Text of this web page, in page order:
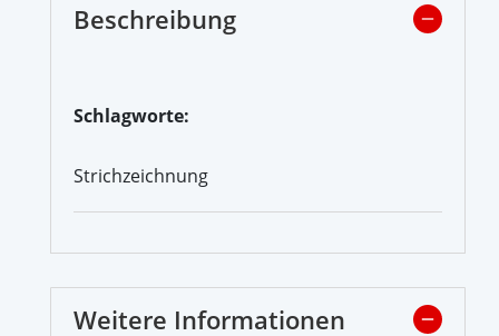
Beschreibung
Schlagworte:
Strichzeichnung
Weitere Informationen